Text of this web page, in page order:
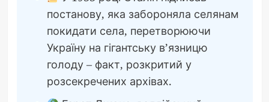
постанову, яка забороняла селянам
покидати села, перетворюючи
Україну на гігантську в’язницю
голоду – факт, розкритий у
розсекречених архівах.